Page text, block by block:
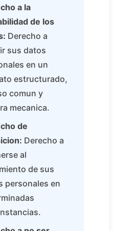
a la
de los
Derecho a
sus datos
en un
estructurado,
comun y
mecanica.
de
Derecho a
al
de sus
personales en